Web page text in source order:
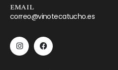
EMAIL
correo@vinotecatucho.es